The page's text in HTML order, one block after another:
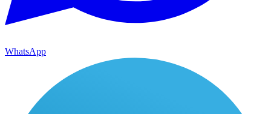
WhatsApp